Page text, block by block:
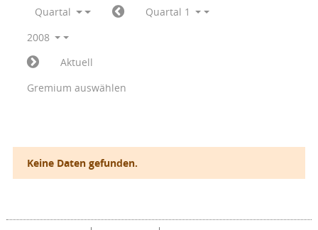
Quartal
Quartal 1
2008
Aktuell
Gremium auswählen
Keine Daten gefunden.